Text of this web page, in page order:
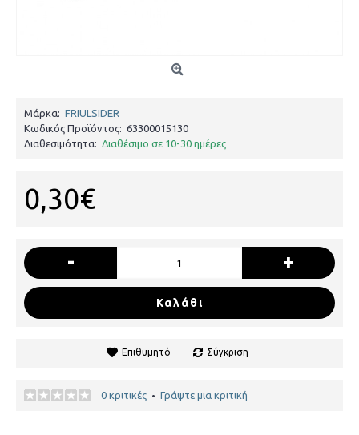
Μάρκα: FRIULSIDER
Κωδικός Προϊόντος: 63300015130
Διαθεσιμότητα: Διαθέσιμο σε 10-30 ημέρες
0,30€
- +
Καλάθι
Επιθυμητό Σύγκριση
0 κριτικές • Γράψτε μια κριτική